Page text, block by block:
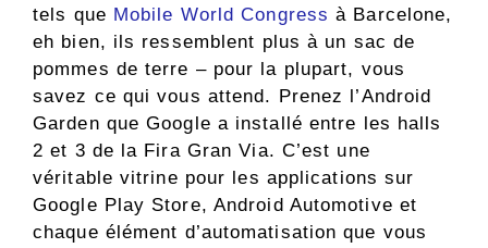
tels que Mobile World Congress à Barcelone,
eh bien, ils ressemblent plus à un sac de
pommes de terre – pour la plupart, vous
savez ce qui vous attend. Prenez l’Android
Garden que Google a installé entre les halls
2 et 3 de la Fira Gran Via. C’est une
véritable vitrine pour les applications sur
Google Play Store, Android Automotive et
chaque élément d’automatisation que vous